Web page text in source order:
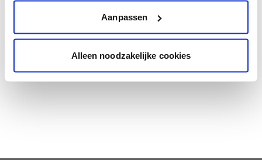
Aanpassen
Alleen noodzakelijke cookies
l'éclairage et de votre mobilier.
Obtenez un contrôle technologique de vos